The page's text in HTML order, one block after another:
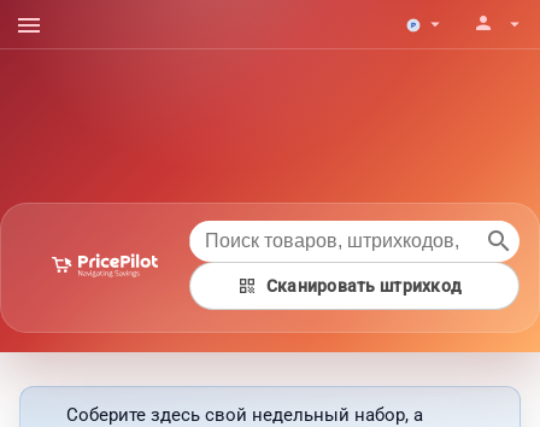
menu arrow_drop_down person arrow_drop_down
search
qr_code Сканировать штрихкод
Соберите здесь свой недельный набор, а